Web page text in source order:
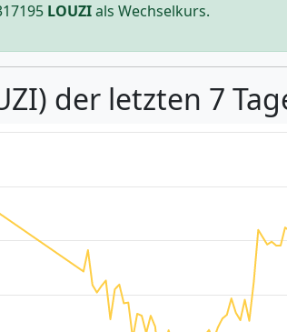
LOUZIals Wechselkurs.
der letzten 7